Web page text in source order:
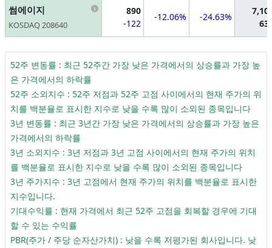
썸에이지
KOSDAQ 208640
Information
890
-122
-12.06% -24.63%
52주 변동률 : 최근 52주간 가장 낮은 가격에서의 상승률과 가장 높
은 가격에서의 하락률
52주 소외지수 : 52주 저점과 52주 고점 사이에서의 현재 주가의 위
치를 백분율로 표시한 지수로 낮을 수록 많이 소외된 종목입니다
3년 변동률 : 최근 3년간 가장 낮은 가격에서의 상승률과 가장 높은
가격에서의 하락률
3년 소외지수 : 3년 저점과 3년 고점 사이에서의 현재 주가의 위치
를 백분율로 표시한 지수로 낮을 수록 많이 소외된 종목입니다
3년 주가지수 : 3년 고점에서 현재 주가의 위치를 백분율로 표시한
지수입니다.
기대수익률 : 현재 가격에서 최근 52주 고점을 회복할 경우에 기대
할 수 있는 수익률
PBR(주가 / 주당 순자산가치) : 낮을 수록 저평가된 회사입니다. 낮